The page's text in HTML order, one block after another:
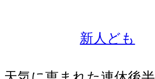
新人ども